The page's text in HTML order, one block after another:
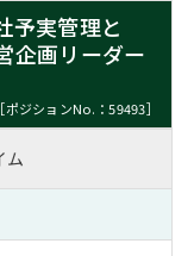
おわり
予実管理と
企画リーダー
［ポジションNo.：59493］
ム